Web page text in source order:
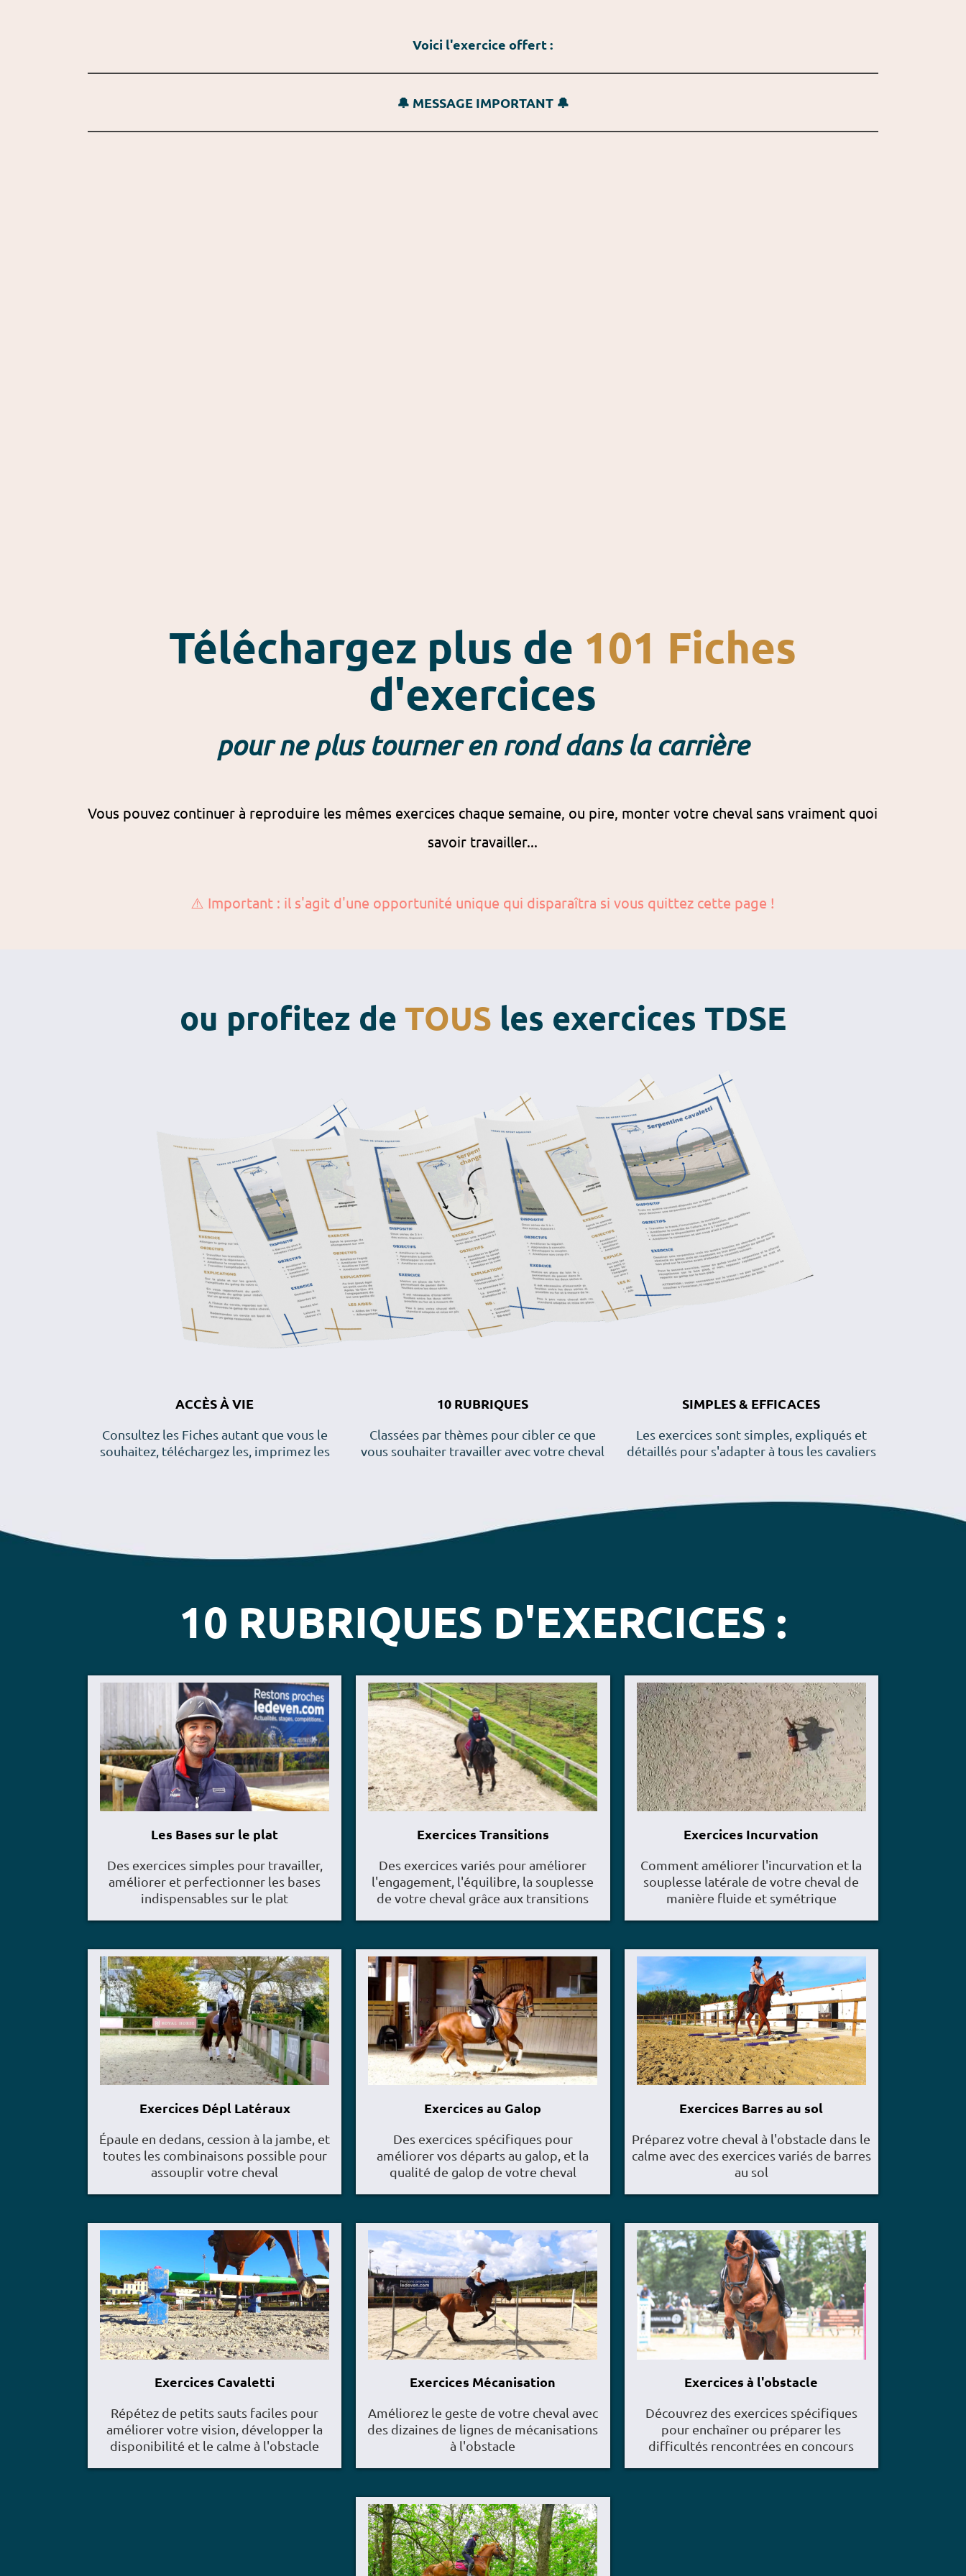
Voici l'exercice offert :
🔔 MESSAGE IMPORTANT 🔔
Téléchargez plus de 101 Fiches
d'exercices
pour ne plus tourner en rond dans la carrière
Vous pouvez continuer à reproduire les mêmes exercices chaque semaine, ou pire, monter votre cheval sans vraiment quoi
savoir travailler...
⚠️ Important : il s'agit d'une opportunité unique qui disparaîtra si vous quittez cette page !
ou profitez de TOUS les exercices TDSE
ACCÈS À VIE
Consultez les Fiches autant que vous le
souhaitez, téléchargez les, imprimez les
10 RUBRIQUES
Classées par thèmes pour cibler ce que
vous souhaiter travailler avec votre cheval
SIMPLES & EFFICACES
Les exercices sont simples, expliqués et
détaillés pour s'adapter à tous les cavaliers
10 RUBRIQUES D'EXERCICES :
Les Bases sur le plat
Des exercices simples pour travailler,
améliorer et perfectionner les bases
indispensables sur le plat
Exercices Transitions
Des exercices variés pour améliorer
l'engagement, l'équilibre, la souplesse
de votre cheval grâce aux transitions
Exercices Incurvation
Comment améliorer l'incurvation et la
souplesse latérale de votre cheval de
manière fluide et symétrique
Exercices Dépl Latéraux
Épaule en dedans, cession à la jambe, et
toutes les combinaisons possible pour
assouplir votre cheval
Exercices au Galop
Des exercices spécifiques pour
améliorer vos départs au galop, et la
qualité de galop de votre cheval
Exercices Barres au sol
Préparez votre cheval à l'obstacle dans le
calme avec des exercices variés de barres
au sol
Exercices Cavaletti
Répétez de petits sauts faciles pour
améliorer votre vision, développer la
disponibilité et le calme à l'obstacle
Exercices Mécanisation
Améliorez le geste de votre cheval avec
des dizaines de lignes de mécanisations
à l'obstacle
Exercices à l'obstacle
Découvrez des exercices spécifiques
pour enchaîner ou préparer les
difficultés rencontrées en concours